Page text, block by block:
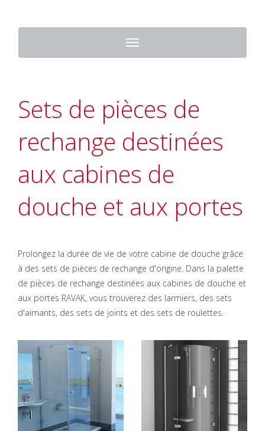
Toggle
navigation
Sets de pièces de
rechange destinées
aux cabines de
douche et aux portes
Prolongez la durée de vie de votre cabine de douche grâce
à des sets de pièces de rechange d'origine. Dans la palette
de pièces de rechange destinées aux cabines de douche et
aux portes RAVAK, vous trouverez des larmiers, des sets
d'aimants, des sets de joints et des sets de roulettes.